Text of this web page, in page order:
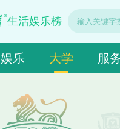
生活娱乐榜
娱乐 大学 服